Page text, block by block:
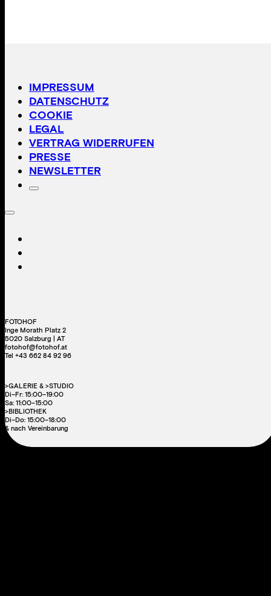
IMPRESSUM
DATENSCHUTZ
COOKIE
LEGAL
VERTRAG WIDERRUFEN
PRESSE
NEWSLETTER
FOTOHOF
Inge Morath Platz 2
5020 Salzburg | AT
fotohof@fotohof.at
Tel +43 662 84 92 96
>GALERIE & >STUDIO
Di–Fr: 15:00–19:00
Sa: 11:00–15:00
>BIBLIOTHEK
Di–Do: 15:00–18:00
& nach Vereinbarung